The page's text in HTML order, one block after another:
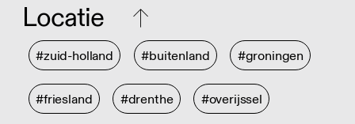
Locatie
#zuid-holland #buitenland #groningen
#friesland #drenthe #overijssel